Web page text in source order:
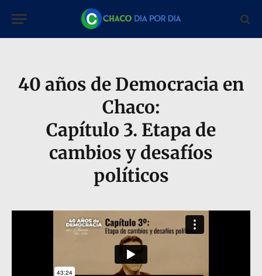
40 años de Democracia en
Chaco:
Capítulo 3. Etapa de
cambios y desafíos
políticos